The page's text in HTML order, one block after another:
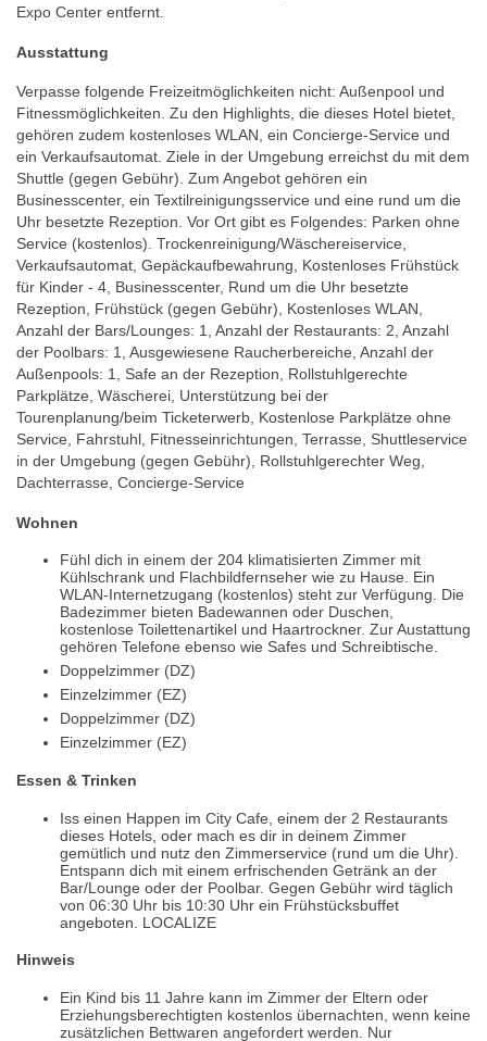
Expo Center entfernt.
Ausstattung
Verpasse folgende Freizeitmöglichkeiten nicht: Außenpool und
Fitnessmöglichkeiten. Zu den Highlights, die dieses Hotel bietet,
gehören zudem kostenloses WLAN, ein Concierge-Service und
ein Verkaufsautomat. Ziele in der Umgebung erreichst du mit dem
Shuttle (gegen Gebühr). Zum Angebot gehören ein
Businesscenter, ein Textilreinigungsservice und eine rund um die
Uhr besetzte Rezeption. Vor Ort gibt es Folgendes: Parken ohne
Service (kostenlos). Trockenreinigung/Wäschereiservice,
Verkaufsautomat, Gepäckaufbewahrung, Kostenloses Frühstück
für Kinder - 4, Businesscenter, Rund um die Uhr besetzte
Rezeption, Frühstück (gegen Gebühr), Kostenloses WLAN,
Anzahl der Bars/Lounges: 1, Anzahl der Restaurants: 2, Anzahl
der Poolbars: 1, Ausgewiesene Raucherbereiche, Anzahl der
Außenpools: 1, Safe an der Rezeption, Rollstuhlgerechte
Parkplätze, Wäscherei, Unterstützung bei der
Tourenplanung/beim Ticketerwerb, Kostenlose Parkplätze ohne
Service, Fahrstuhl, Fitnesseinrichtungen, Terrasse, Shuttleservice
in der Umgebung (gegen Gebühr), Rollstuhlgerechter Weg,
Dachterrasse, Concierge-Service
Wohnen
Fühl dich in einem der 204 klimatisierten Zimmer mit
Kühlschrank und Flachbildfernseher wie zu Hause. Ein
WLAN-Internetzugang (kostenlos) steht zur Verfügung. Die
Badezimmer bieten Badewannen oder Duschen,
kostenlose Toilettenartikel und Haartrockner. Zur Austattung
gehören Telefone ebenso wie Safes und Schreibtische.
Doppelzimmer (DZ)
Einzelzimmer (EZ)
Doppelzimmer (DZ)
Einzelzimmer (EZ)
Essen & Trinken
Iss einen Happen im City Cafe, einem der 2 Restaurants
dieses Hotels, oder mach es dir in deinem Zimmer
gemütlich und nutz den Zimmerservice (rund um die Uhr).
Entspann dich mit einem erfrischenden Getränk an der
Bar/Lounge oder der Poolbar. Gegen Gebühr wird täglich
von 06:30 Uhr bis 10:30 Uhr ein Frühstücksbuffet
angeboten. LOCALIZE
Hinweis
Ein Kind bis 11 Jahre kann im Zimmer der Eltern oder
Erziehungsberechtigten kostenlos übernachten, wenn keine
zusätzlichen Bettwaren angefordert werden. Nur